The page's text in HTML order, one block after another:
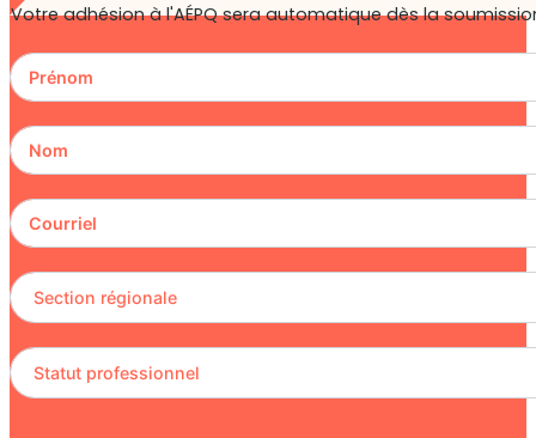
Votre adhésion à l'AÉPQ sera automatique dès la